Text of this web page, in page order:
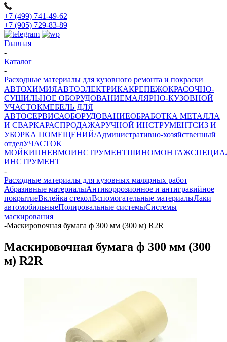
+7 (499) 741-49-62
+7 (905) 729-83-89
Главная
-
Каталог
-
Расходные материалы для кузовного ремонта и покраски
АВТОХИМИЯАВТОЭЛЕКТРИКАКРЕПЕЖОКРАСОЧНО-
СУШИЛЬНОЕ ОБОРУДОВАНИЕМАЛЯРНО-КУЗОВНОЙ
УЧАСТОКМЕБЕЛЬ ДЛЯ
АВТОСЕРВИСАОБОРУДОВАНИЕОБРАБОТКА МЕТАЛЛА
И СВАРКАРАСПРОДАЖАРУЧНОЙ ИНСТРУМЕНТСИЗ И
УБОРКА ПОМЕЩЕНИЙ/Административно-хозяйственный
отделУЧАСТОК
МОЙКИПНЕВМОИНСТРУМЕНТШИНОМОНТАЖ
ИНСТРУМЕНТ
-
Расходные материалы для кузовных малярных работ
Абразивные материалыАнтикоррозионное и антигравийное
покрытиеВклейка стеколВспомогательные материалыЛаки
автомобильныеПолировальные системыСистемы
маскирования
-Маскировочная бумага ф 300 мм (300 м) R2R
Маскировочная бумага ф 300 мм (300
м) R2R